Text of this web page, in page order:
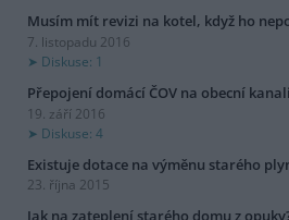
Musím mít revizi na kotel, když ho
7. listopadu 2016
Diskuse: 1
Přepojení domácí ČOV na obecní
19. září 2016
Diskuse: 4
Existuje dotace na výměnu starého
23. října 2015